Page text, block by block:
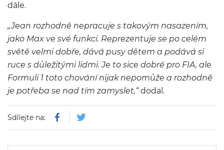
dále.
„Jean rozhodně nepracuje s takovým nasazením,
jako Max ve své funkci. Reprezentuje se po celém
světě velmi dobře, dává pusy dětem a podává si
ruce s důležitými lidmi. Je to sice dobré pro FIA, ale
Formuli 1 toto chování nijak nepomůže a rozhodně
je potřeba se nad tím zamyslet,“dodal.
Sdílejte na: